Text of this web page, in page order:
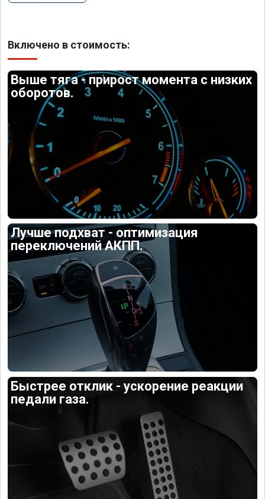
Включено в стоимость:
Выше тяга - прирост момента с низких
оборотов.
Лучше подхват - оптимизация
переключений АКПП.
Быстрее отклик - ускорение реакции
педали газа.